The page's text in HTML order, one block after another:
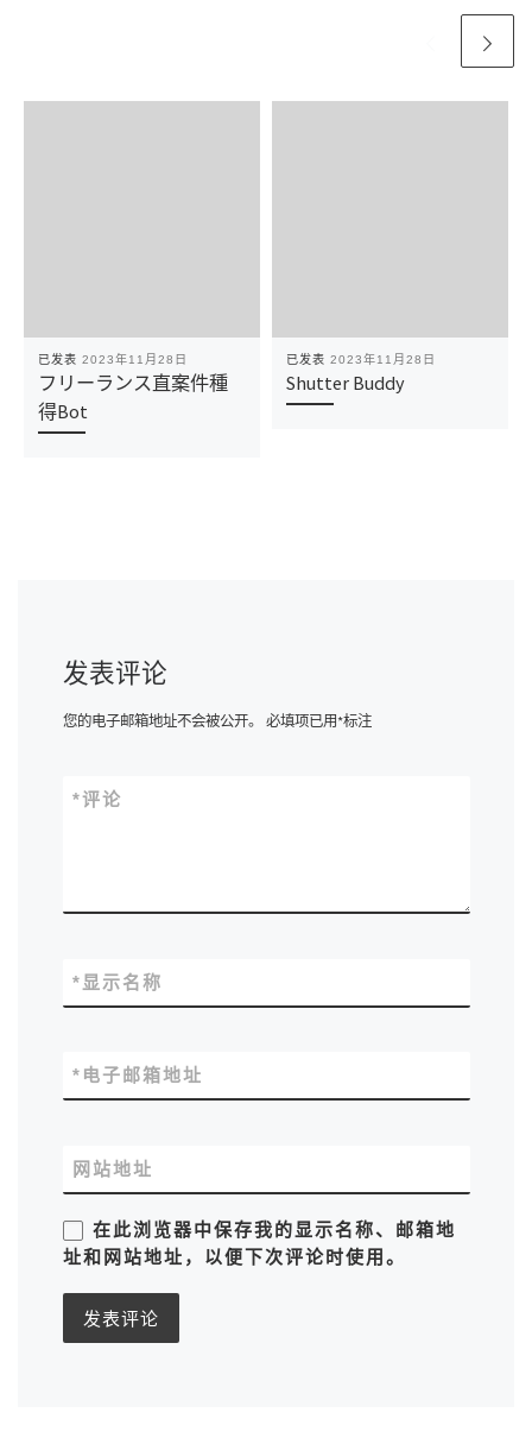
已发表 2023年11月28日
フリーランス直案件種
得Bot
已发表 2023年11月28日
Shutter Buddy
发表评论
您的电子邮箱地址不会被公开。 必填项已用*标注
评论
*
显示名称
*
电子邮箱地址
*
网站地址
在此浏览器中保存我的显示名称、邮箱地
址和网站地址，以便下次评论时使用。